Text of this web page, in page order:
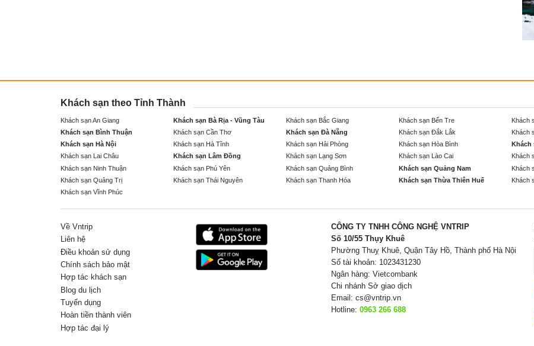
Khách sạn theo Tỉnh Thành
Khách sạn An Giang Khách sạn Bà Rịa - Vũng Tàu Khách sạn Bắc Giang Khách sạn Bến Tre Khách
Khách sạn Bình Thuận
Khách sạn Cần Thơ Khách sạn Đà Nẵng Khách sạn Đắk Lắk Khách
Khách sạn Hà Nội
Khách sạn Hà Tĩnh Khách sạn Hải Phòng Khách sạn Hòa Bình Khách
Khách sạn Lai Châu
Khách sạn Lâm Đồng Khách sạn Lạng Sơn Khách sạn Lào Cai Khách
Khách sạn Ninh Thuận
Khách sạn Phú Yên Khách sạn Quảng Bình Khách sạn Quảng Nam Khách
Khách sạn Quảng Trị
Khách sạn Thái Nguyên Khách sạn Thanh Hóa Khách sạn Thừa Thiên Huế Khách
Khách sạn Vĩnh Phúc
Về Vntrip
Liên hệ
Điều khoản sử dụng
Chính sách bảo mật
Hợp tác khách sạn
Blog du lịch
Tuyển dụng
Hoàn tiền thành viên
Hợp tác đại lý
CÔNG TY TNHH CÔNG NGHỆ VNTRIP
Số 10/55 Thụy Khuê
Phường Thuỵ Khuê, Quận Tây Hồ, Thành phố Hà Nội
Số tài khoản: 1023431230
Ngân hàng: Vietcombank
Chi nhánh Sở giao dịch
Email: cs@vntrip.vn
Hotline: 0963 266 688